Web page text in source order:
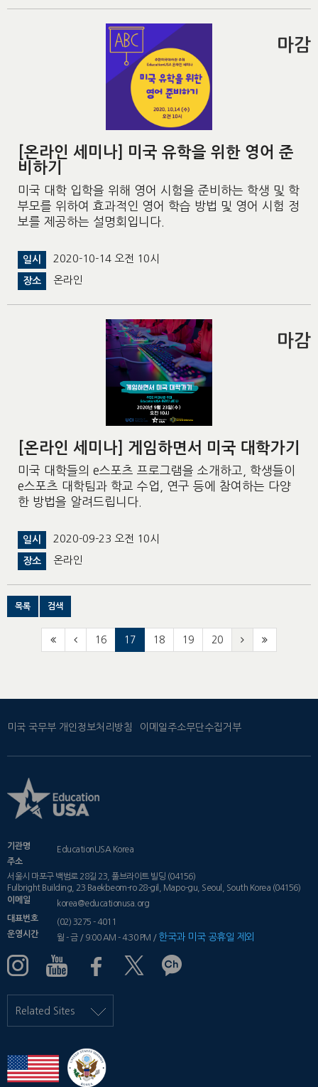
[온라인 세미나] 미국 유학을 위한 영어 준
비하기
미국 대학 입학을 위해 영어 시험을 준비하는 학생 및 학
부모를 위하여 효과적인 영어 학습 방법 및 영어 시험 정
보를 제공하는 설명회입니다.
일시 2020-10-14 오전 10시
장소 온라인
마감
[온라인 세미나] 게임하면서 미국 대학가기
미국 대학들의 e스포츠 프로그램을 소개하고, 학생들이
e스포츠 대학팀과 학교 수업, 연구 등에 참여하는 다양
한 방법을 알려드립니다.
일시 2020-09-23 오전 10시
장소 온라인
마감
목록 검색
16 17 18 19 20
미국 국무부 개인정보처리방침 이메일주소무단수집거부
기관명
EducationUSA Korea
주소
서울시 마포구 백범로 28길 23, 풀브라이트 빌딩 (04156)
Fulbright Building, 23 Baekbeom-ro 28-gil, Mapo-gu, Seoul, South Korea (04156)
이메일
korea@educationusa.org
대표번호
(02) 3275 - 4011
운영시간
월 - 금 / 9:00 AM - 4:30 PM / 한국과 미국 공휴일 제외
Related Sites